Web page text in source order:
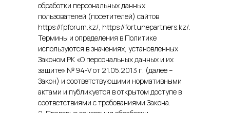
обработки персональных данных
пользователей (посетителей) сайтов
https://fpforum.kz/, https://fortunepartners.kz/.
Термины и определения в Политике
используются в значениях, установленных
Законом РК «О персональных данных и их
защите» № 94-V от 21.05.2013 г. (далее –
Закон) и соответствующими нормативными
актами и публикуется в открытом доступе в
соответствиями с требованиями Закона.